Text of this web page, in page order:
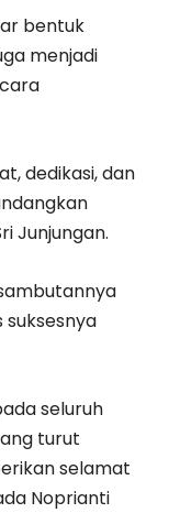
bentuk
menjadi
dedikasi, dan
Junjungan.
seluruh
turut
selamat
Noprianti